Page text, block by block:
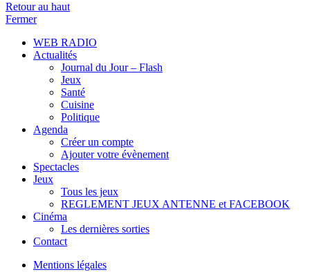
Retour au haut
Fermer
WEB RADIO
Actualités
Journal du Jour – Flash
Jeux
Santé
Cuisine
Politique
Agenda
Créer un compte
Ajouter votre évènement
Spectacles
Jeux
Tous les jeux
REGLEMENT JEUX ANTENNE et FACEBOOK
Cinéma
Les dernières sorties
Contact
Mentions légales